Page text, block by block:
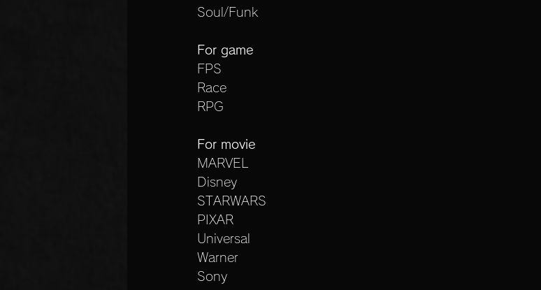
Soul/Funk
For game
FPS
Race
RPG
For movie
MARVEL
Disney
STARWARS
PIXAR
Universal
Warner
Sony